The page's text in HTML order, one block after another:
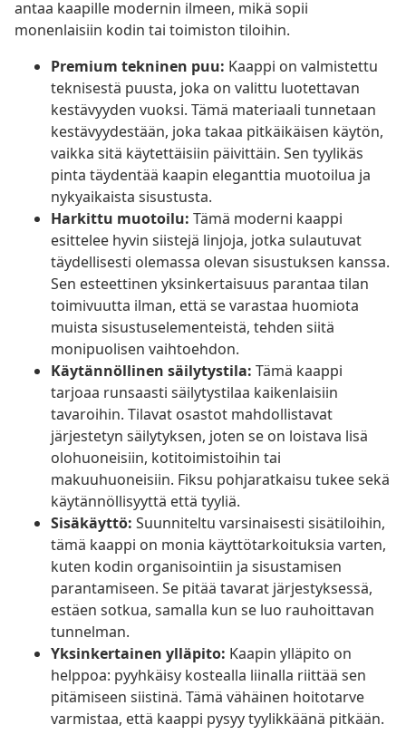
antaa kaapille modernin ilmeen, mikä sopii
monenlaisiin kodin tai toimiston tiloihin.
Premium tekninen puu: Kaappi on valmistettu
teknisestä puusta, joka on valittu luotettavan
kestävyyden vuoksi. Tämä materiaali tunnetaan
kestävyydestään, joka takaa pitkäikäisen käytön,
vaikka sitä käytettäisiin päivittäin. Sen tyylikäs
pinta täydentää kaapin eleganttia muotoilua ja
nykyaikaista sisustusta.
Harkittu muotoilu: Tämä moderni kaappi
esittelee hyvin siistejä linjoja, jotka sulautuvat
täydellisesti olemassa olevan sisustuksen kanssa.
Sen esteettinen yksinkertaisuus parantaa tilan
toimivuutta ilman, että se varastaa huomiota
muista sisustuselementeistä, tehden siitä
monipuolisen vaihtoehdon.
Käytännöllinen säilytystila: Tämä kaappi
tarjoaa runsaasti säilytystilaa kaikenlaisiin
tavaroihin. Tilavat osastot mahdollistavat
järjestetyn säilytyksen, joten se on loistava lisä
olohuoneisiin, kotitoimistoihin tai
makuuhuoneisiin. Fiksu pohjaratkaisu tukee sekä
käytännöllisyyttä että tyyliä.
Sisäkäyttö: Suunniteltu varsinaisesti sisätiloihin,
tämä kaappi on monia käyttötarkoituksia varten,
kuten kodin organisointiin ja sisustamisen
parantamiseen. Se pitää tavarat järjestyksessä,
estäen sotkua, samalla kun se luo rauhoittavan
tunnelman.
Yksinkertainen ylläpito: Kaapin ylläpito on
helppoa: pyyhkäisy kostealla liinalla riittää sen
pitämiseen siistinä. Tämä vähäinen hoitotarve
varmistaa, että kaappi pysyy tyylikkäänä pitkään.